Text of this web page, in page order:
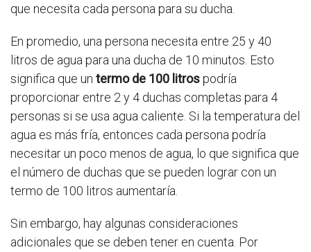
que necesita cada persona para su ducha.
En promedio, una persona necesita entre 25 y 40
litros de agua para una ducha de 10 minutos. Esto
significa que un termo de 100 litrospodría
proporcionar entre 2 y 4 duchas completas para 4
personas si se usa agua caliente. Si la temperatura del
agua es más fría, entonces cada persona podría
necesitar un poco menos de agua, lo que significa que
el número de duchas que se pueden lograr con un
termo de 100 litros aumentaría.
Sin embargo, hay algunas consideraciones
adicionales que se deben tener en cuenta. Por